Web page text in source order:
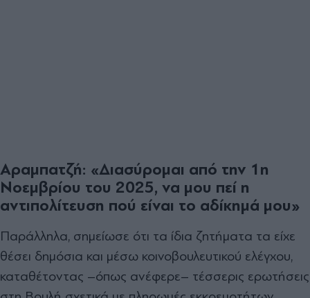
Αραμπατζή: «Διασύρομαι από την 1η
Νοεμβρίου του 2025, να μου πεί η
αντιπολίτευση πού είναι το αδίκημά μου»
Παράλληλα, σημείωσε ότι τα ίδια ζητήματα τα είχε
θέσει δημόσια και μέσω κοινοβουλευτικού ελέγχου,
καταθέτοντας –όπως ανέφερε– τέσσερις ερωτήσεις